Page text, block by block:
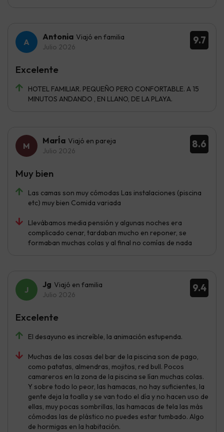
9.7
Antonia Viajó en familia
Julio 2026
HOTEL FAMILIAR. PEQUEÑO PERO CONFORTABLE. A 15
MINUTOS ANDANDO , EN LLANO, DE LA PLAYA.
Excelente
8.6
MarÍa Viajó en pareja
Julio 2026
Las camas son muy cómodas Las instalaciones (piscina
etc) muy bien Comida variada
Llevábamos media pensión y algunas noches era
complicado cenar, tardaban mucho en reponer, se
formaban muchas colas y al final no comías de nada
Muy bien
9.4
Jg Viajó en familia
Julio 2026
El desayuno es increíble, la animación estupenda.
Muchas de las cosas del bar de la piscina son de pago,
como patatas, almendras, mojitos, red bull. Pocos
camareros en la zona de la piscina se lían muchas colas.
Y sobre todo lo peor, las hamacas, no hay suficientes, la
gente deja la toalla y se van todo el día y no hacen uso de
ellas, muy pocas sombrillas, las hamacas de tela las más
cómodas las de plástico no puedes estar tumbado. Algo
de hormigas en la habitación.
Excelente